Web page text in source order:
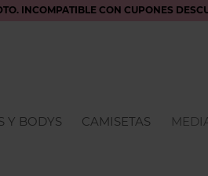
INCOMPATIBLE CON CUPONES
Y BODYS CAMISETAS